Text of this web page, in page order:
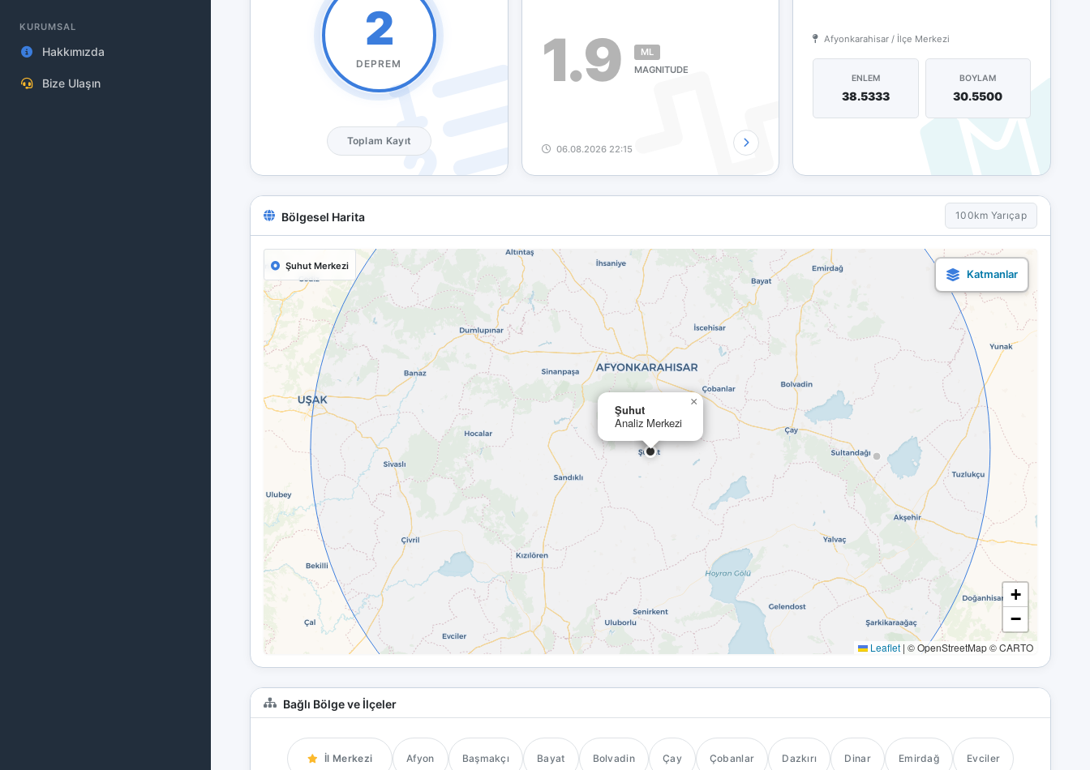
KURUMSAL
Hakkımızda
Bize Ulaşın
2
DEPREM
Toplam Kayıt
1.9
ML
MAGNITUDE
06.08.2026 22:15
Afyonkarahisar / İlçe Merkezi
ENLEM
38.5333
BOYLAM
30.5500
Bölgesel Harita 100km Yarıçap
Şuhut
Analiz Merkezi
×
+
−
Leaflet | © OpenStreetMap © CARTO
Şuhut Merkezi
Bağlı Bölge ve İlçeler
İl Merkezi Afyon Başmakçı Bayat Bolvadin Çay Çobanlar Dazkırı Dinar Emirdağ Evciler